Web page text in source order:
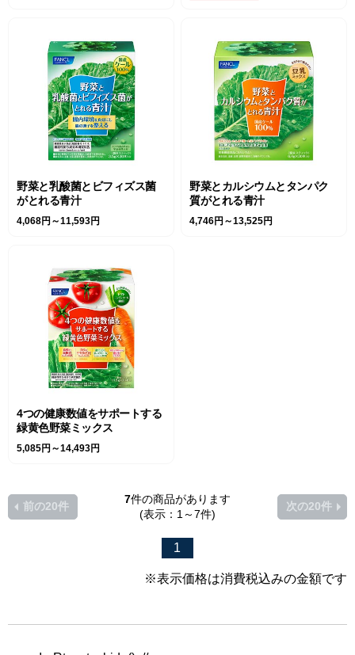
野菜と乳酸菌とビフィズス菌
がとれる青汁
4,068円～11,593円
野菜とカルシウムとタンパク
質がとれる青汁
4,746円～13,525円
4つの健康数値をサポートする
緑黄色野菜ミックス
5,085円～14,493円
7件の商品があります
(表示：1～7件)
前の20件
1
次の20件
※表示価格は消費税込みの金額です